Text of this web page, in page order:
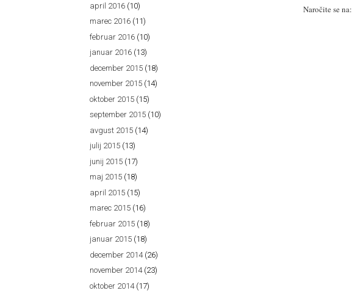
Naročite se na:
april 2016 (10)
marec 2016 (11)
februar 2016 (10)
januar 2016 (13)
december 2015 (18)
november 2015 (14)
oktober 2015 (15)
september 2015 (10)
avgust 2015 (14)
julij 2015 (13)
junij 2015 (17)
maj 2015 (18)
april 2015 (15)
marec 2015 (16)
februar 2015 (18)
januar 2015 (18)
december 2014(26)
november 2014(23)
oktober 2014(17)